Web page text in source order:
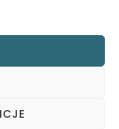
cookies